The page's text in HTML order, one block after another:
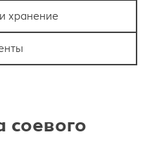
хранение
соевого